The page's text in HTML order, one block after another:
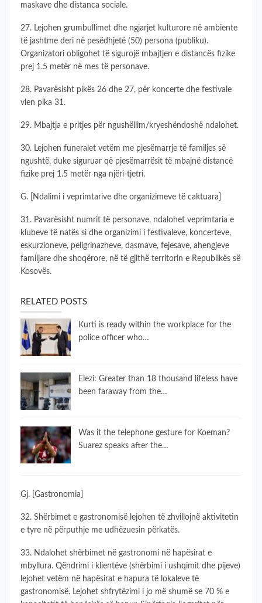
maskave dhe distanca sociale.
27. Lejohen grumbullimet dhe ngjarjet kulturore në ambiente
të jashtme deri në pesëdhjetë (50) persona (publiku).
Organizatori obligohet të sigurojë mbajtjen e distancës fizike
prej 1.5 metër në mes të personave.
28. Pavarësisht pikës 26 dhe 27, për koncerte dhe festivale
vlen pika 31.
29. Mbajtja e pritjes për ngushëllim/kryeshëndoshë ndalohet.
30. Lejohen funeralet vetëm me pjesëmarrje të familjes së
ngushtë, duke siguruar që pjesëmarrësit të mbajnë distancë
fizike prej 1.5 metër nga njëri-tjetri.
G. [Ndalimi i veprimtarive dhe organizimeve të caktuara]
31. Pavarësisht numrit të personave, ndalohet veprimtaria e
klubeve të natës si dhe organizimi i festivaleve, koncerteve,
eskurzioneve, peligrinazheve, dasmave, fejesave, ahengjeve
familjare dhe shoqërore, në të gjithë territorin e Republikës së
Kosovës.
RELATED POSTS
Kurti is ready within the workplace for the
police officer who…
Elezi: Greater than 18 thousand lifeless have
been faraway from the…
Was it the telephone gesture for Koeman?
Suarez speaks after the…
Gj. [Gastronomia]
32. Shërbimet e gastronomisë lejohen të zhvillojnë aktivitetin
e tyre në përputhje me udhëzuesin përkatës.
33. Ndalohet shërbimet në gastronomi në hapësirat e
mbyllura. Qëndrimi i klientëve (shërbimi i ushqimit dhe pijeve)
lejohet vetëm në hapësirat e hapura të lokaleve të
gastronomisë. Lejohet shfrytëzimi i jo më shumë se 70 % e